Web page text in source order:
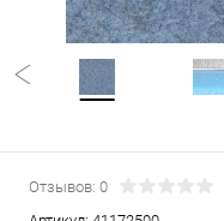
Отзывов: 0